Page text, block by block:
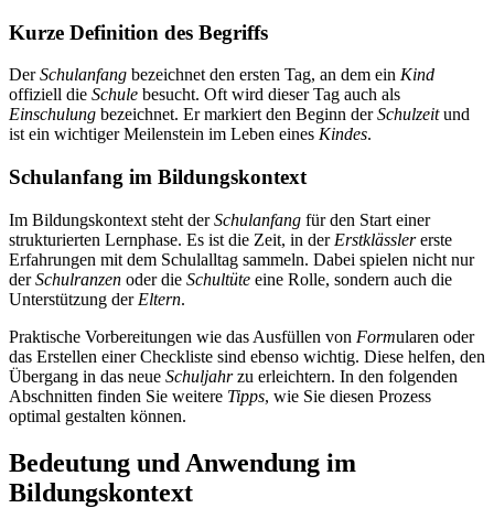
Kurze Definition des Begriffs
DerSchulanfang bezeichnet den ersten Tag, an dem ein Kind
offiziell die Schule besucht. Oft wird dieser Tag auch als
Einschulung bezeichnet. Er markiert den Beginn derSchulzeitund
ist ein wichtiger Meilenstein im Leben eines Kindes.
Schulanfang im Bildungskontext
Im Bildungskontext steht derSchulanfang für den Start einer
strukturierten Lernphase. Es ist die Zeit, in der Erstklässlererste
Erfahrungen mit dem Schulalltag sammeln. Dabei spielen nicht nur
derSchulranzen oder die Schultüte eine Rolle, sondern auch die
Unterstützung der Eltern.
Praktische Vorbereitungen wie das Ausfüllen von Formularen oder
das Erstellen einer Checkliste sind ebenso wichtig. Diese helfen, den
Übergang in das neue Schuljahrzu erleichtern. In den folgenden
Abschnitten finden Sie weitere Tipps, wie Sie diesen Prozess
optimal gestalten können.
Bedeutung und Anwendung im
Bildungskontext